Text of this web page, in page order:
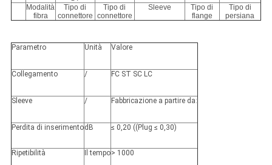
Modalità
fibra
Tipo di
connettore
Tipo di
connettore
Sleeve
Tipo di
flange
Tipo di
persiana
Parametro Unità Valore
Collegamento / FC ST SC LC
Sleeve / Fabbricazione a partire da:
Perdita di inserimentodB ≤ 0,20 ((Plug ≤ 0,30)
Ripetibilità Il tempo> 1000